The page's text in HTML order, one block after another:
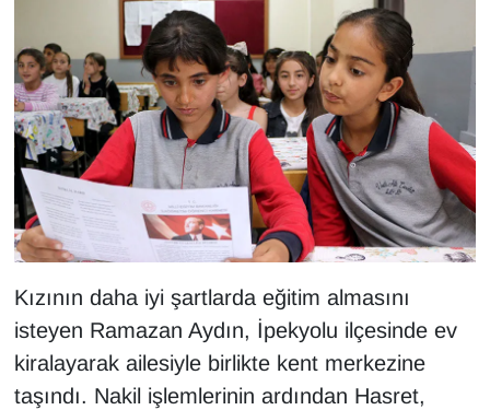
Kızının daha iyi şartlarda eğitim almasını
isteyen Ramazan Aydın, İpekyolu ilçesinde ev
kiralayarak ailesiyle birlikte kent merkezine
taşındı. Nakil işlemlerinin ardından Hasret,
POLİTİKA
Resmi İlanlar
RÖPORTAJ
SAĞLIK
Seri İlan
Sinema - TV
SİYASET